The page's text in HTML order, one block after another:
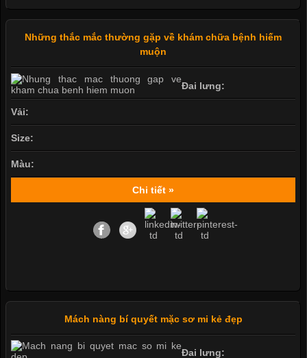
Những thắc mắc thường gặp về khám chữa bệnh hiếm
muộn
Đai lưng:
Vải:
Size:
Màu:
Chi tiết »
Mách nàng bí quyết mặc sơ mi kẻ đẹp
Đai lưng: